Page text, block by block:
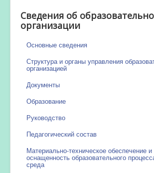
Новости
Сведения об
организации
Основные сведения
Структура и органы управления
организацией
Документы
Образование
Руководство
Педагогический состав
Материально-техническое обеспечение и
оснащенность образовательного
среда